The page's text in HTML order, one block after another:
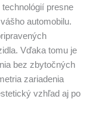
presne
automobilu.
Vďaka tomu je
bez zbytočných
zariadenia
vzhľad aj po